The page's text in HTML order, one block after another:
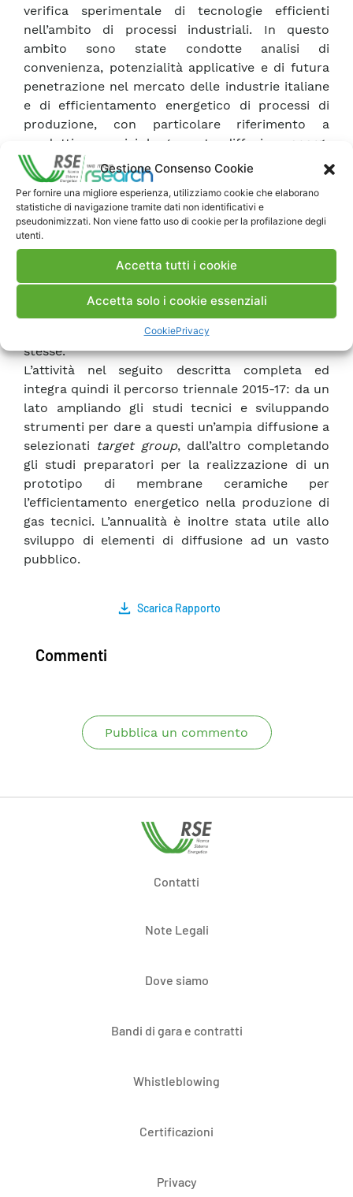
Gestione Consenso Cookie
Per fornire una migliore esperienza, utilizziamo cookie che elaborano
statistiche di navigazione tramite dati non identificativi e
pseudonimizzati. Non viene fatto uso di cookie per la profilazione degli
utenti.
Accetta tutti i cookie
Accetta solo i cookie essenziali
CookiePrivacy
verifica sperimentale di tecnologie efficienti
nell’ambito di processi industriali. In questo
ambito sono state condotte analisi di
convenienza, potenzialità applicative e di futura
penetrazione nel mercato delle industrie italiane
e di efficientamento energetico di processi di
produzione, con particolare riferimento a
prodotti o servizi largamente diffusi o
energy
intensive. Nel corso del triennio è stata
selezionata, e quindi sviluppata anche nella
presente annualità, la ricerca relativa ad una
specifica tecnologia innovativa, che utilizza
membrane ceramiche, per la produzione di
ossigeno in processi energivori in temperatura.
per identificare le modalità implementative, i
alla produzione prototipale delle membrane
stesse.
L’attività nel seguito descritta completa ed
integra quindi il percorso triennale 2015-17: da un
lato ampliando gli studi tecnici e sviluppando
strumenti per dare a questi un’ampia diffusione a
selezionati target group, dall’altro completando
gli studi preparatori per la realizzazione di un
prototipo di membrane ceramiche per
l’efficientamento energetico nella produzione di
gas tecnici. L’annualità è inoltre stata utile allo
sviluppo di elementi di diffusione ad un vasto
pubblico.
Scarica Rapporto
Commenti
Pubblica un commento
Contatti
Note Legali
Dove siamo
Bandi di gara e contratti
Whistleblowing
Certificazioni
Privacy